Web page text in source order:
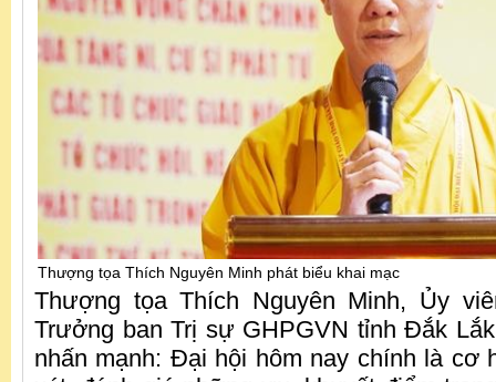
Thượng tọa Thích Nguyên Minh phát biểu khai mạc
Thượng tọa Thích Nguyên Minh, Ủy
Trưởng ban Trị sự GHPGVN tỉnh Đắk
nhấn mạnh: Đại hội hôm nay chính là cơ